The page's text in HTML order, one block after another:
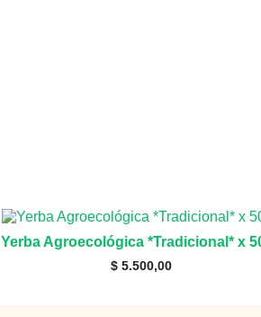
Yerba Agroecológica *Tradicional* x
$ 5.500,00